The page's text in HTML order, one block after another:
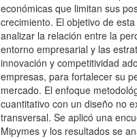
económicas que limitan sus
crecimiento. El objetivo de
analizar la relación entre la
entorno empresarial y las
innovación y competitividad
empresas, para fortalecer su
mercado. El enfoque
cuantitativo con un diseño no
transversal. Se aplicó una
Mipymes y los resultados se